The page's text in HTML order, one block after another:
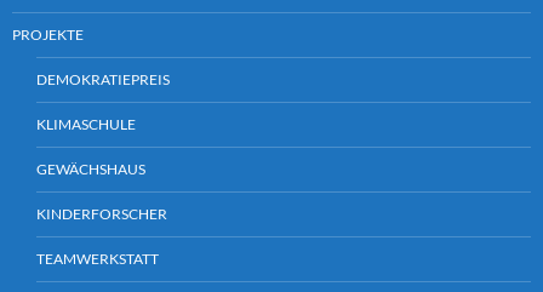
PROJEKTE
DEMOKRATIEPREIS
KLIMASCHULE
GEWÄCHSHAUS
KINDERFORSCHER
TEAMWERKSTATT